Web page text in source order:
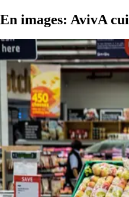
En images: AvivA